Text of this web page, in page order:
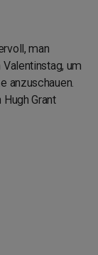
man
um
anzuschauen.
Grant